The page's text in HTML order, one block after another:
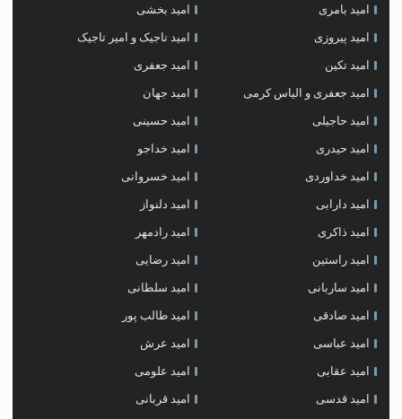
امید بامری امید بخشی
امید پیروزی امید تاجیک و امیر تاجیک
امید تکین امید جعفری
امید جعفری و الیاس کرمی امید جهان
امید حاجیلی امید حسینی
امید حیدری امید خداجو
امید خداوردی امید خسروانی
امید دارابی امید دلنواز
امید ذاکری امید رادمهر
امید راستین امید رضایی
امید ساربانی امید سلطانی
امید صادقی امید طالب پور
امید عباسی امید عرش
امید عقابی امید علومی
امید قدسی امید قربانی